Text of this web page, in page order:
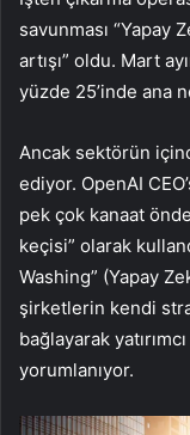
savunması “Yapay
artışı” oldu. Mart
yüzde 25’inde ana
Ancak sektörün
ediyor. OpenAI
pek çok kanaat
keçisi” olarak
Washing” (Yapay
şirketlerin kendi
bağlayarak
yorumlanıyor.